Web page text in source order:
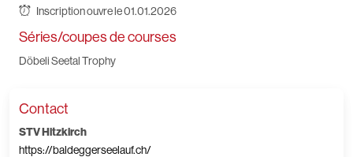
Inscription ouvre le 01.01.2026
Séries/coupes de courses
Döbeli Seetal Trophy
Contact
STV Hitzkirch
https://baldeggerseelauf.ch/